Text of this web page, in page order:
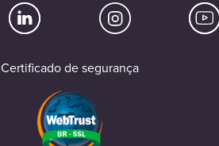
Certificado de segurança